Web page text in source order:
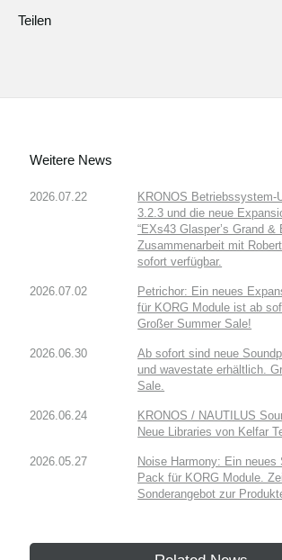
Teilen
Weitere News
2026.07.22
KRONOS Betriebssystem-
3.2.3 und die neue
“EXs43 Glasper’s Grand
Zusammenarbeit mit
sofort verfügbar.
2026.07.02
Petrichor: Ein neues
für KORG Module ist ab
Großer Summer Sale!
2026.06.30
Ab sofort sind neue
und wavestate erhältlich.
Sale.
2026.06.24
KRONOS / NAUTILUS
Neue Libraries von Kelfar
2026.05.27
Noise Harmony: Ein neues
Pack für KORG Module.
Sonderangebot zur